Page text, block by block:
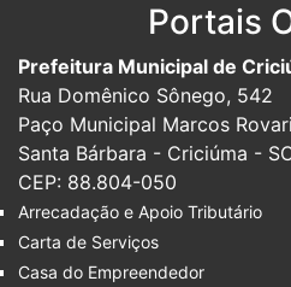
Portais
Prefeitura Municipal de
Rua Domênico Sônego, 542
Paço Municipal Marcos
Santa Bárbara - Criciúma -
CEP: 88.804-050
Arrecadação e Apoio Tributário
Carta de Serviços
Casa do Empreendedor